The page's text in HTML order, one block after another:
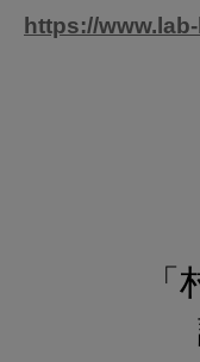
https://